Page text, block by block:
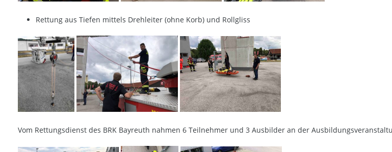
Rettung aus Tiefen mittels Drehleiter (ohne Korb) und Rollgliss
Vom Rettungsdienst des BRK Bayreuth nahmen 6 Teilnehmer und 3 Ausbilder an der